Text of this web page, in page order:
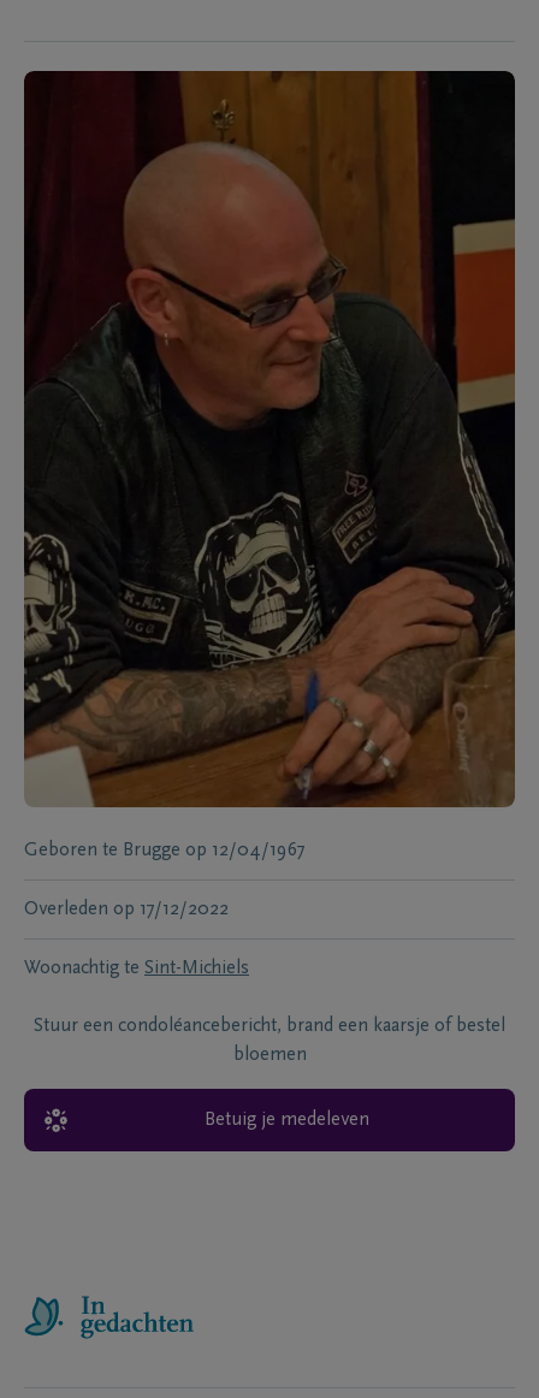
Geboren te Brugge op 12/04/1967
Overleden op 17/12/2022
Woonachtig te Sint-Michiels
Stuur een condoléancebericht, brand een kaarsje of bestel
bloemen
Betuig je medeleven